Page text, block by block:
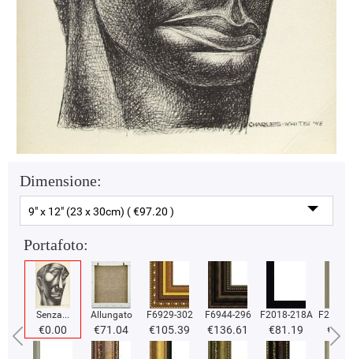
Dimensione:
9" x 12" (23 x 30cm) ( €97.20 )
Portafoto:
Senza...
€0.00
Allungato
€71.04
F6929-302
€105.39
F6944-296
€136.61
F2018-218A
€81.19
F2018-